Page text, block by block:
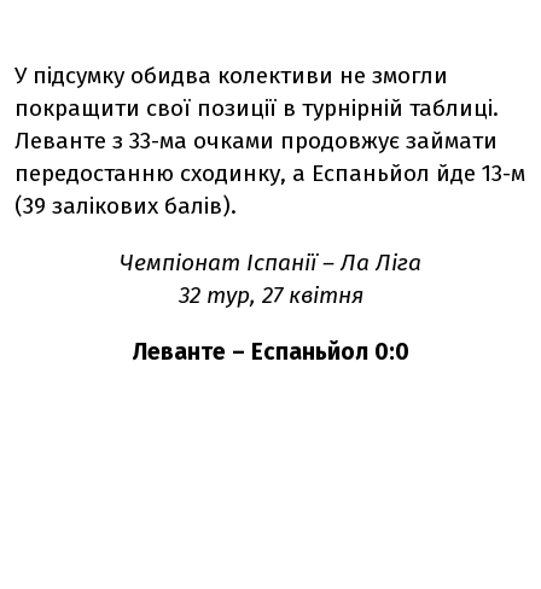
У підсумку обидва колективи не змогли
покращити свої позиції в турнірній таблиці.
Леванте з 33-ма очками продовжує займати
передостанню сходинку, а Еспаньйол йде 13-м
(39 залікових балів).
Чемпіонат Іспанії – Ла Ліга
32 тур, 27 квітня
Леванте – Еспаньйол 0:0